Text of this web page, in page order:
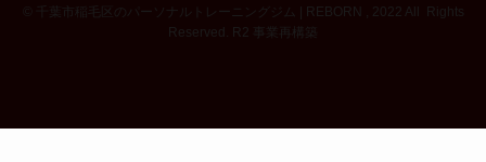
千葉市稲毛区のパーソナルトレーニングジム | REBORN , 2022 All Rights
Reserved. R2 事業再構築